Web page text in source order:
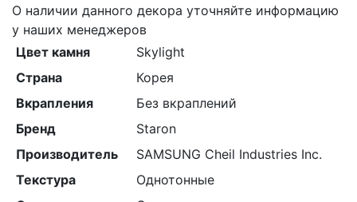
О наличии данного декора уточняйте информацию
у наших менеджеров
Цвет камня
Skylight
Страна
Корея
Вкрапления
Без вкраплений
Бренд
Staron
Производитель
SAMSUNG Cheil Industries Inc.
Текстура
Однотонные